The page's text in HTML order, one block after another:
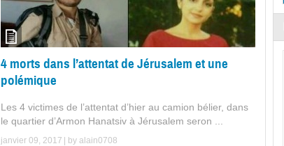
4 morts dans l’attentat de Jérusalem et une
polémique
Les 4 victimes de l’attentat d’hier au camion bélier, dans
le quartier d’Armon Hanatsiv à Jérusalem seron ...
janvier 09, 2017 | by alain0708